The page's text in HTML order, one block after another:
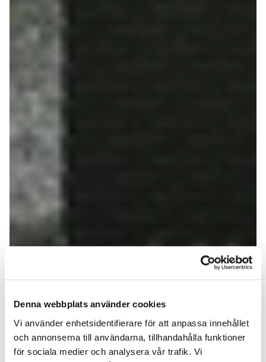
Denna webbplats använder cookies
Vi använder enhetsidentifierare för att anpassa innehållet
och annonserna till användarna, tillhandahålla funktioner
för sociala medier och analysera vår trafik. Vi